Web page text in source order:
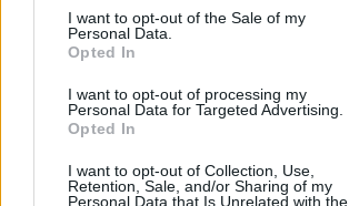
consent section.
I want to opt-out of the Sale of my
Personal Data.
Opted In
I want to opt-out of processing my
Personal Data for Targeted Advertising.
Opted In
I want to opt-out of Collection, Use,
Retention, Sale, and/or Sharing of my
Personal Data that Is Unrelated with the
ΔΙΑΒΑΣΤΕ ΑΚΟΜΑ